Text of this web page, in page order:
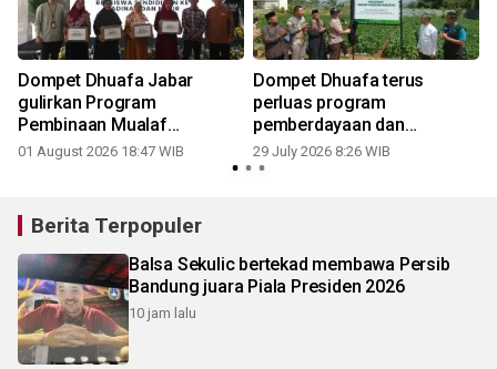
Dompet Dhuafa Jabar
gulirkan Program
Pembinaan Mualaf
Indonesia
01 August 2026 18:47 WIB
Dompet Dhuafa terus
perluas program
pemberdayaan dan
ketahanan pangan
29 July 2026 8:26 WIB
Berita Terpopuler
Balsa Sekulic bertekad membawa Persib
Bandung juara Piala Presiden 2026
10 jam lalu